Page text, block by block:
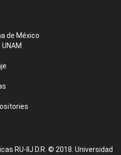
de México
RU-IIJ D.R. © 2018. Universidad